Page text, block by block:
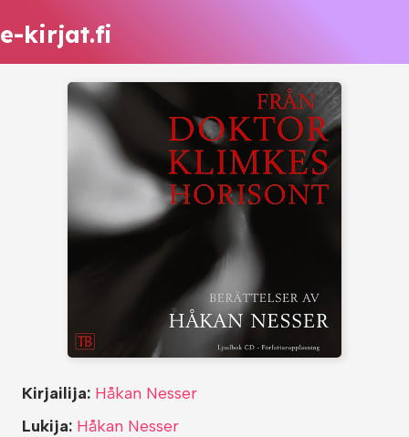
e-kirjat.fi
Kirjailija: Håkan Nesser
Lukija: Håkan Nesser